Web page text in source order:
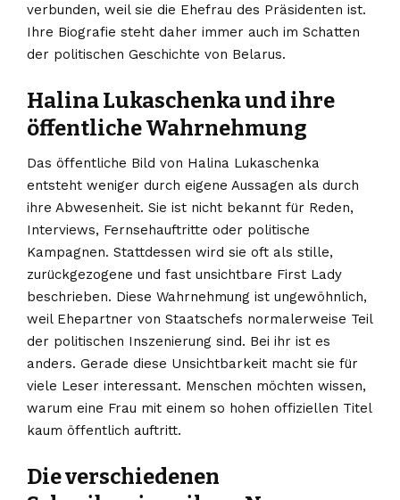
verbunden, weil sie die Ehefrau des Präsidenten ist.
Ihre Biografie steht daher immer auch im Schatten
der politischen Geschichte von Belarus.
Halina Lukaschenka und ihre
öffentliche Wahrnehmung
Das öffentliche Bild von Halina Lukaschenka
entsteht weniger durch eigene Aussagen als durch
ihre Abwesenheit. Sie ist nicht bekannt für Reden,
Interviews, Fernsehauftritte oder politische
Kampagnen. Stattdessen wird sie oft als stille,
zurückgezogene und fast unsichtbare First Lady
beschrieben. Diese Wahrnehmung ist ungewöhnlich,
weil Ehepartner von Staatschefs normalerweise Teil
der politischen Inszenierung sind. Bei ihr ist es
anders. Gerade diese Unsichtbarkeit macht sie für
viele Leser interessant. Menschen möchten wissen,
warum eine Frau mit einem so hohen offiziellen Titel
kaum öffentlich auftritt.
Die verschiedenen